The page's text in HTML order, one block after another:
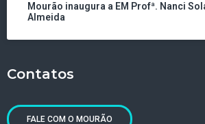
Mourão inaugura a EM Profª. Nanci
Almeida
Contatos
FALE COM O MOURÃO